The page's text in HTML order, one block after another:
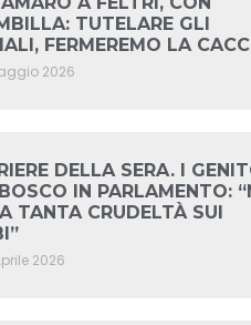
TUTELARE GLI
FERMEREMO LA
2026
DELLA SERA. I
IN PARLAMENTO:
TANTA CRUDELTÀ SUI
2026